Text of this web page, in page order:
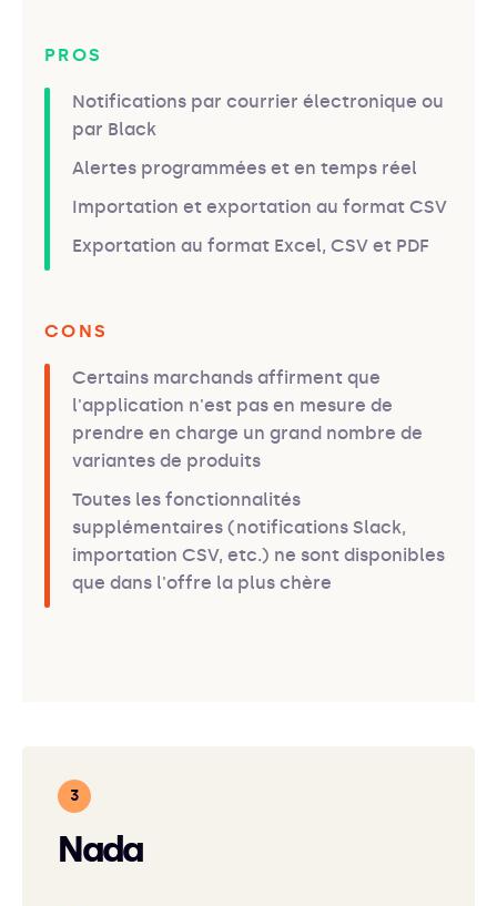
PROS
Notifications par courrier électronique ou
par Black
Alertes programmées et en temps réel
Importation et exportation au format CSV
Exportation au format Excel, CSV et PDF
CONS
Certains marchands affirment que
l'application n'est pas en mesure de
prendre en charge un grand nombre de
variantes de produits
Toutes les fonctionnalités
supplémentaires (notifications Slack,
importation CSV, etc.) ne sont disponibles
que dans l'offre la plus chère
Nada